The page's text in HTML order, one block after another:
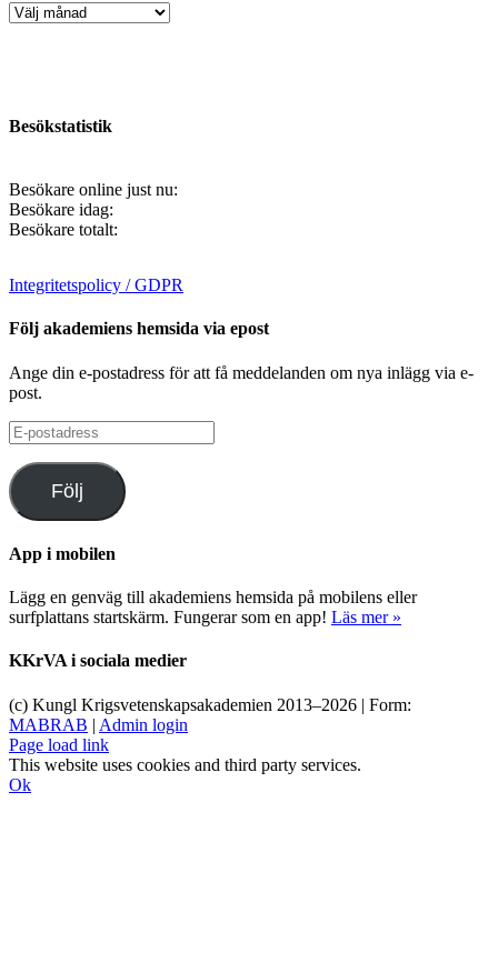
Artikelarkiv
Besökstatistik
Besökare online just nu:
Besökare idag:
Besökare totalt:
Integritetspolicy / GDPR
Följ akademiens hemsida via epost
Ange din e-postadress för att få meddelanden om nya inlägg via e-
post.
E-
postadress
Följ
App i mobilen
Lägg en genväg till akademiens hemsida på mobilens eller
surfplattans startskärm. Fungerar som en app! Läs mer »
KKrVA i sociala medier
(c) Kungl Krigsvetenskapsakademien 2013–2026 | Form:
MABRAB | Admin login
Page load link
This website uses cookies and third party services.
Ok